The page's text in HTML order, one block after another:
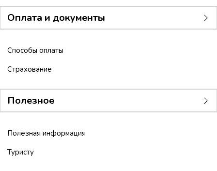
Оплата и документы
Способы оплаты
Страхование
Полезное
Полезная информация
Туристу